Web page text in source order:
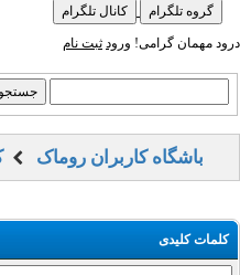
گروه تلگرام
کانال تلگرام
درود مهمان گرامی! ورود ثبت نام
باشگاه کاربران روماک
کلمات کلیدی